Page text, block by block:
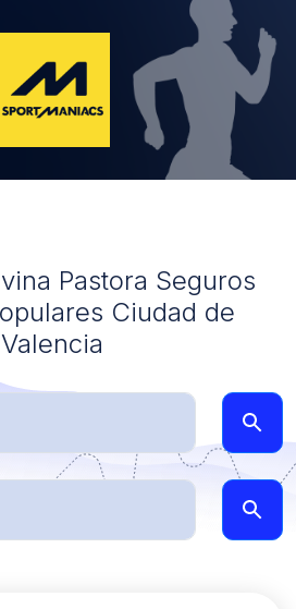
Pastora Seguros
Ciudad de
Valencia